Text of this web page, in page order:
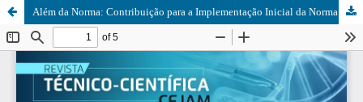
Além da Norma: Contribuição para a Implementação Inicial da Norma Regulamentadora 1 e o Fortalecimento da Segurança Psicológica na Enfermagem